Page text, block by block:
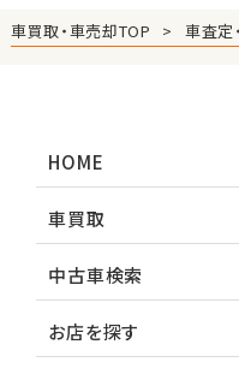
車買取・車売却TOP 車査定
HOME
車買取
中古車検索
お店を探す